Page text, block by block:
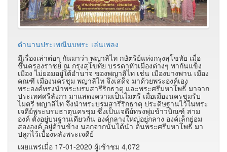
ตำนานประเพณีนบพระ เล่นเพลง
มีเรื่องเล่าต่อๆ กันมาว่า พญาลิไท กษัตริย์แห่งกรุงสุโขทัย เมื่อ
ขึ้นครองราชย์ ณ กรุงสุโขทัย บรรดาหัวเมืองต่างๆ พากันแข็ง
เมือง ไม่ยอมอยู่ใต้อำนาจ ของพญาลิไท เช่น เมืองบางพาน เมือง
คณฑี เมืองนครชุม พญาลิไท จึงเสด็จ มาด้วยพระองค์เอง
พระองค์ทรงนำพระบรมสารีริกธาตุ และพระศรีมหาโพธิ์ มาจาก
ประเทศศรีลังกา มาแสดงความเป็นไมตรี เมื่อเมืองนครชุมรับ
ไมตรี พญาลิไท จึงนำพระบรมสารีริกธาตุ ประดิษฐานไว้ในพระ
เจดีย์พระบรมธาตุนครชุม ซึ่งเป็นเจดีย์ทรงพุ่มข้าวบิณฑ์ สาม
องค์ ตั้งอยู่บนฐานเดียวกัน องค์กลางใหญ่อยู่กลาง องค์เล็กย่อม
สององค์ อยู่ด้านข้าง นอกจากนั้นได้นำ ต้นพระศรีมหาโพธิ์ มา
ปลูกไว้เบื้องหลังพระเจดีย์
เผยแพร่เมื่อ 17-01-2020 ผู้เช้าชม 4,072